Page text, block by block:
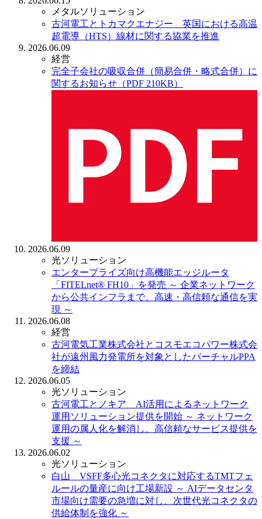
メタルソリューション
古河電工とトカマクエナジー 英国における高温
超電導（HTS）線材に関する協業を推進
2026.06.09
経営
完全子会社の吸収合併（簡易合併・略式合併）に
関するお知らせ（PDF 210KB）
2026.06.09
光ソリューション
エンタープライズ向け高機能エッジルータ
「FITELnet® FH10」を発売 ～ 企業ネットワーク
から公共インフラまで、高速・高信頼な通信を実
現 ～
2026.06.08
経営
古河電気工業株式会社とコスモエコパワー株式会
社が遠州風力発電所を対象としたバーチャルPPA
を締結
2026.06.05
光ソリューション
古河電工とノキア AI活用によるネットワーク
運用ソリューション提供を開始 ～ ネットワーク
運用の属人化を解消し、高信頼なサービス提供を
支援 ～
2026.06.02
光ソリューション
白山 VSFF多心光コネクタに対応するTMTフェ
ルールの量産に向け工場新設 ～ AIデータセンタ
市場向け需要の急増に対し、次世代光コネクタの
供給体制を強化 ～